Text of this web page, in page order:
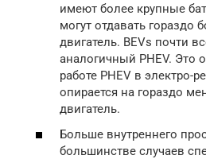
имеют более крупные
могут отдавать гораздо
двигатель. BEVs почти
аналогичный PHEV. Это
работе PHEV в электро-
опирается на гораздо
двигатель.
Больше внутреннего
большинстве случаев